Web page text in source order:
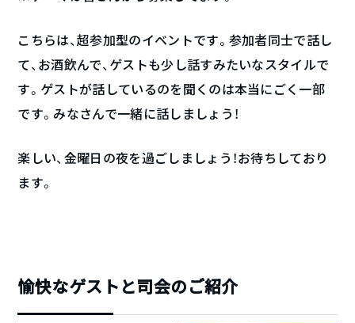
こちらは、超参加型のイベントです。参加者同士で話し
て、お酒飲んで、ゲストも少し話すみたいなスタイルで
す。ゲストが話しているのを聞くのは本当にごく一部
です。みなさんで一緒に話しましょう！
楽しい、金曜日の夜を過ごしましょう！お待ちしており
ます。
愉快なゲストと司会のご紹介